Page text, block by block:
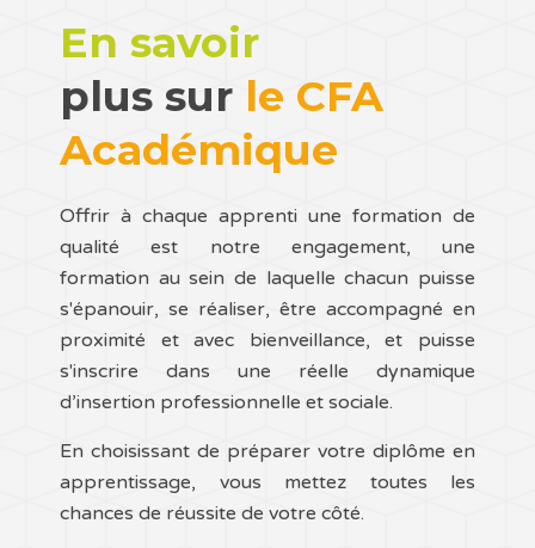
En savoir
plus sur le CFA
Académique
Offrir à chaque apprenti une formation de
qualité est notre engagement, une
formation au sein de laquelle chacun puisse
s'épanouir, se réaliser, être accompagné en
proximité et avec bienveillance, et puisse
s'inscrire dans une réelle dynamique
d’insertion professionnelle et sociale.
En choisissant de préparer votre diplôme en
apprentissage, vous mettez toutes les
chances de réussite de votre côté.